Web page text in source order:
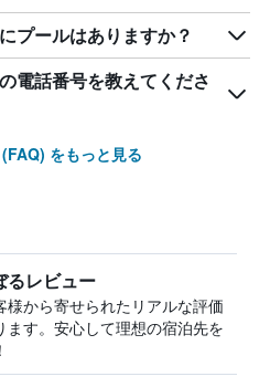
プールはありますか？
電話番号を教えてくださ
をもっと見る
るレビュー
様から寄せられたリアルな評価
ます。安心して理想の宿泊先を